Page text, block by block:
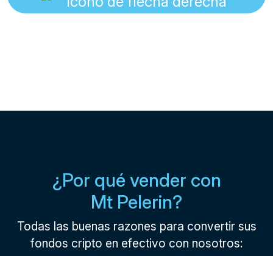
¿Por qué vender con
Mt Pelerin?
Todas las buenas razones para convertir sus
fondos cripto en efectivo con nosotros: